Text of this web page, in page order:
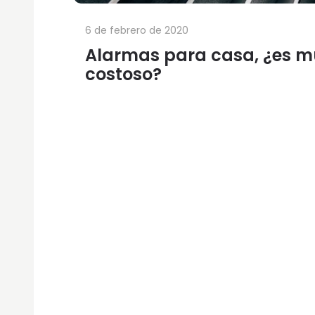
Alarmas para casa, ¿es
costoso?
6 de febrero de 2020